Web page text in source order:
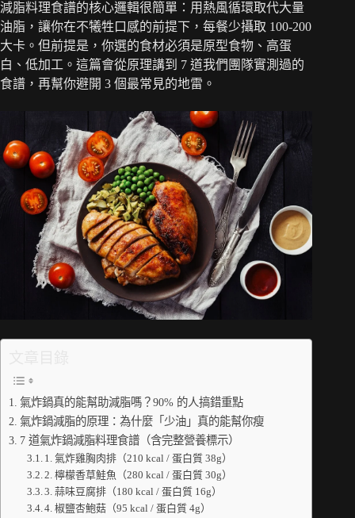
減脂料理食譜的核心邏輯很簡單：用熱風循環取代大量
油脂，讓你在不犧牲口感的前提下，每餐少攝取 100-200
大卡。但前提是，你選的食材必須是原型食物、高蛋
白、低加工。這篇會從原理講到 7 道我們團隊實測過的
食譜，再幫你避開 3 個最常見的地雷。
氣炸鍋真的能幫助減脂嗎？90% 的人搞錯重點
氣炸鍋減脂的原理：為什麼「少油」真的能幫你瘦
7 道氣炸鍋減脂料理食譜（含完整營養標示）
1. 氣炸雞胸肉排（210 kcal / 蛋白質 38g）
2. 檸檬香草鮭魚（280 kcal / 蛋白質 30g）
3. 蒜味豆腐排（180 kcal / 蛋白質 16g）
4. 椒鹽杏鮑菇（95 kcal / 蛋白質 4g）